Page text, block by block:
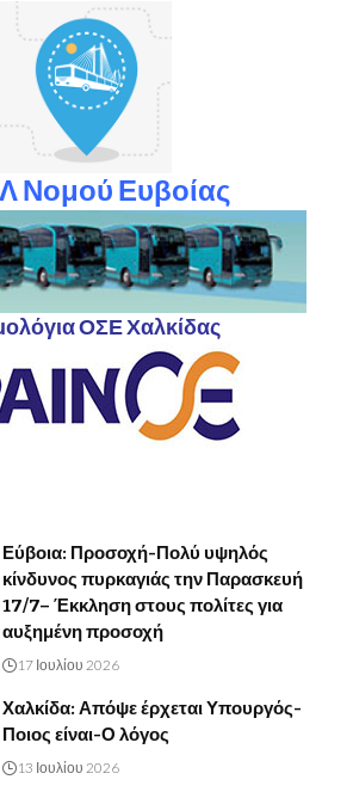
Νομού Ευβοίας
ΟΣΕ Χαλκίδας
Εύβοια: Προσοχή-Πολύ υψηλός
κίνδυνος πυρκαγιάς την Παρασκευή
17/7– Έκκληση στους πολίτες για
αυξημένη προσοχή
17 Ιουλίου 2026
Χαλκίδα: Απόψε έρχεται Υπουργός-
Ποιος είναι-Ο λόγος
13 Ιουλίου 2026